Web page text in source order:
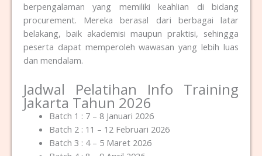
berpengalaman yang memiliki keahlian di bidang
procurement. Mereka berasal dari berbagai latar
belakang, baik akademisi maupun praktisi, sehingga
peserta dapat memperoleh wawasan yang lebih luas
dan mendalam.
Jadwal Pelatihan Info Training
Jakarta Tahun 2026
Batch 1 : 7 – 8 Januari 2026
Batch 2 : 11 – 12 Februari 2026
Batch 3 : 4 – 5 Maret 2026